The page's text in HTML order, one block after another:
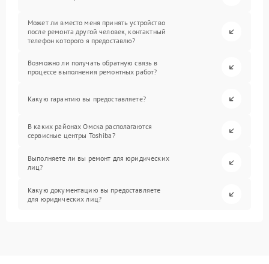
Может ли вместо меня принять устройство
после ремонта другой человек, контактный
телефон которого я предоставлю?
Возможно ли получать обратную связь в
процессе выполнения ремонтных работ?
Какую гарантию вы предоставляете?
В каких районах Омска располагаются
сервисные центры Toshiba?
Выполняете ли вы ремонт для юридических
лиц?
Какую документацию вы предоставляете
для юридических лиц?